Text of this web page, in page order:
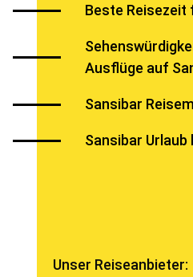
Beste Reisezeit
Ausflüge auf
Sansibar
Sansibar Urlaub
Unser Reiseanbieter: